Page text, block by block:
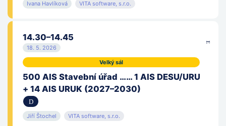
SAP ČR, spol. s r.o.
Sdružení tajemníků městských a obecních úřadů, o. s.
Senát Parlamentu ČR
Skupina ICZ
Ivana Havlíková VITA software, s.r.o.
14.30–14.45
18. 5. 2026
Velký sál
500 AIS Stavební úřad …… 1 AIS DESU/URU
+ 14 AIS URUK (2027–2030)
Jiří Štochel VITA software, s.r.o.